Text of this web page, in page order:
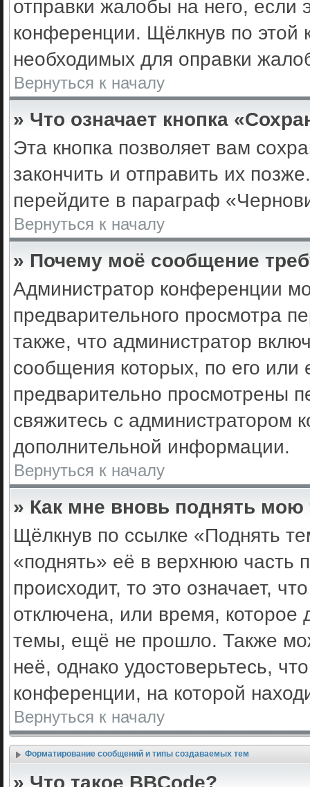
отправки жалобы на него,
конференции. Щёлкнув по этой
необходимых для оправки
Вернуться к началу
» Что означает кнопка
Эта кнопка позволяет вам
закончить и отправить их
перейдите в параграф
Вернуться к началу
» Почему моё сообщение
Администратор конференции
предварительного просмотра
также, что администратор
сообщения которых, по его
предварительно просмотрены
свяжитесь с администратором
дополнительной информации.
Вернуться к началу
» Как мне вновь поднять мою
Щёлкнув по ссылке «Поднять
«поднять» её в верхнюю часть
происходит, то это означает,
отключена, или время, которое
темы, ещё не прошло. Также
неё, однако удостоверьтесь,
конференции, на которой
Вернуться к началу
Форматирование сообщений и типы создаваемых тем
» Что такое BBCode?